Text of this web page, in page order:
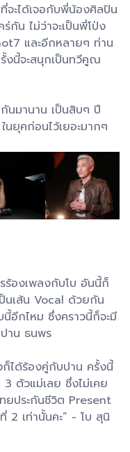
จะได้เจอกับพี่น้องศิลปิน
น ไม่ว่าจะเป็นพี่โป่ง
และอีกหลายๆ ท่าน
นี้จะสนุกเป็นทวีคูณ
นมานาน เป็นสิบๆ ปี
ยุคก่อนไว้เยอะมากๆ
ร้องเพลงกับโบ อันนี้ก็
นเส้น Vocal ด้วยกัน
นี้อีกไหม ซึ่งคราวนี้ก็จะมี
ปาน ธนพร
ได้ร้องคู่กับปาน ครั้งนี้
ตัวแม่เลย ซึ่งไม่เคย
ยประกันชีวิต Present
2 เท่านั้นคะ” - โบ สุนิ